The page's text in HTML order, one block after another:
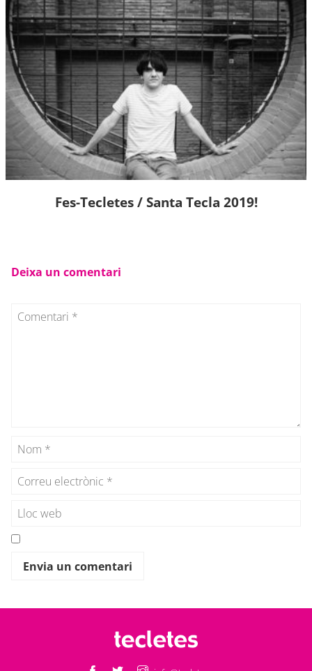
Fes-Tecletes / Santa Tecla 2019!
Deixa un comentari